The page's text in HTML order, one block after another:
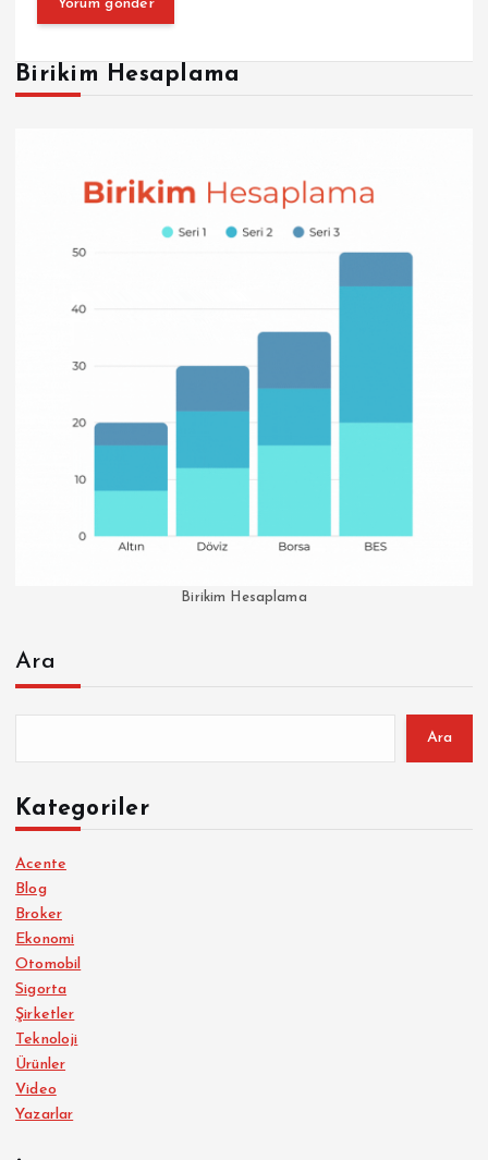
Birikim Hesaplama
Birikim Hesaplama
Ara
Ara
Kategoriler
Acente
Blog
Broker
Ekonomi
Otomobil
Sigorta
Şirketler
Teknoloji
Ürünler
Video
Yazarlar